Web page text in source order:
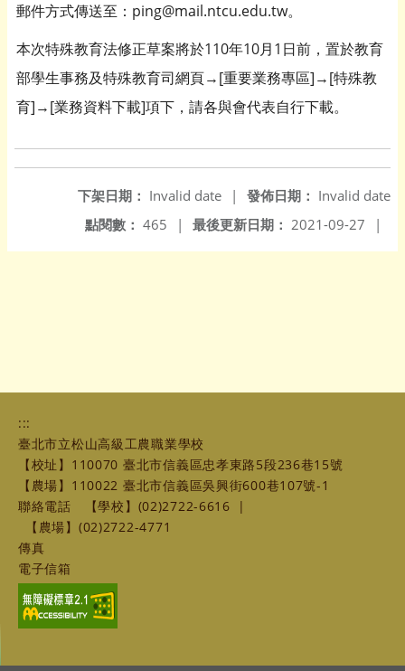
郵件方式傳送至：ping@mail.ntcu.edu.tw。
本次特殊教育法修正草案將於110年10月1日前，置於教育
部學生事務及特殊教育司網頁→[重要業務專區]→[特殊教
育]→[業務資料下載]項下，請各與會代表自行下載。
發佈日期： Invalid date
下架日期： Invalid date
|
最後更新日期： 2021-09-27 |
點閱數： 465 |
:::
臺北市立松山高級工農職業學校
【校址】110070 臺北市信義區忠孝東路5段236巷15號
【農場】110022 臺北市信義區吳興街600巷107號-1
聯絡電話
【學校】(02)2722-6616
|
【農場】(02)2722-4771
傳真
電子信箱